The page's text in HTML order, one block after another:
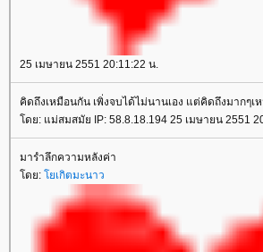
25 เมษายน 2551 20:11:22 น.
คิดถึงเหมือนกัน เพิ่งจบได้ไม่นานเอง แต่คิดถึงมากๆเ
ดย: แม่สมสมัย IP: 58.8.18.194 25 เมษายน 2551
มารำลึกความหลังค่า
ดย: เกิตมะนาว